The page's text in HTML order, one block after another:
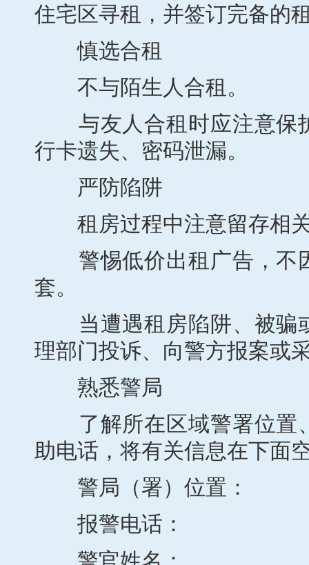
住宅区寻租，并签订完备的
慎选合租
不与陌生人合租。
与友人合租时应注意保
行卡遗失、密码泄漏。
严防陷阱
租房过程中注意留存相关
警惕低价出租广告，不
套。
当遭遇租房陷阱、被骗
理部门投诉、向警方报案或
熟悉警局
了解所在区域警署位置
助电话，将有关信息在下面
警局（署）位置：
报警电话：